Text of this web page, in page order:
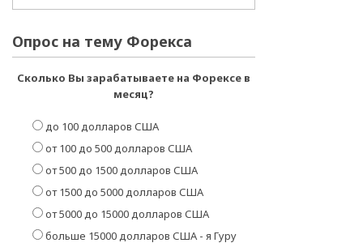
Опрос на тему Форекса
Сколько Вы зарабатываете на Форексе в
месяц?
до 100 долларов США
от 100 до 500 долларов США
от 500 до 1500 долларов США
от 1500 до 5000 долларов США
от 5000 до 15000 долларов США
больше 15000 долларов США - я Гуру